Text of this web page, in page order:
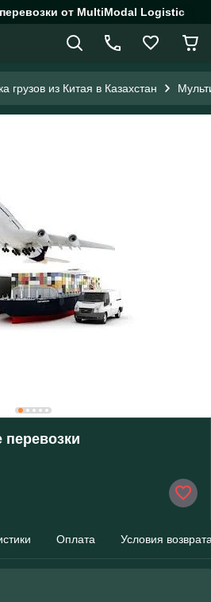
от MultiModal Logistic
грузов из Китая в Казахстан
Оплата Условия